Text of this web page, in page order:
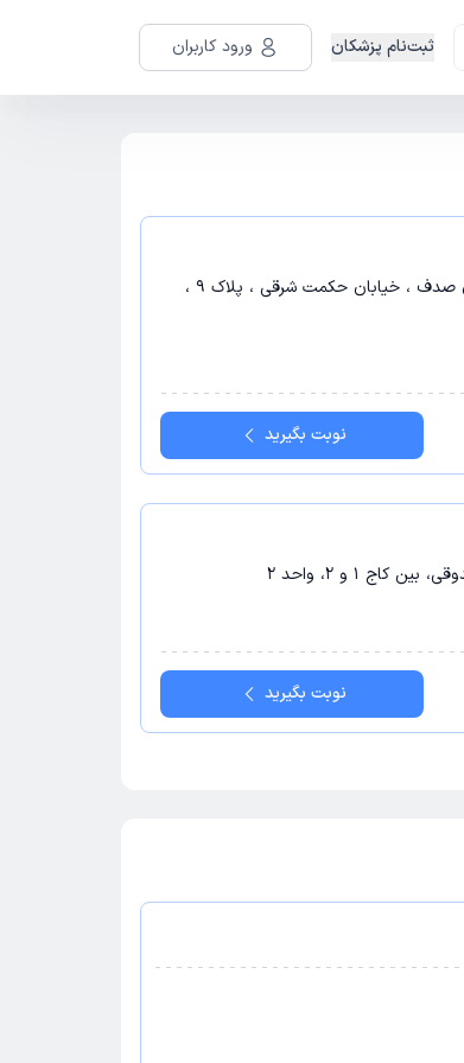
ثبت‌نام پزشکان ورود کاربران
تهران - خیابان پاسداران ، نیستان سوم ، خیابان صدف ، خیابان حکمت شرقی ، پلاک 9 ،
نوبت بگیرید
1 و 2، واحد 2
نوبت بگیرید